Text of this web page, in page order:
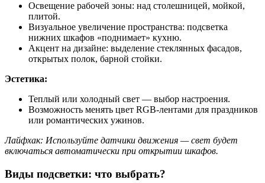
Освещение рабочей зоны: над столешницей, мойкой,
плитой.
Визуальное увеличение пространства: подсветка
нижних шкафов «поднимает» кухню.
Акцент на дизайне: выделение стеклянных фасадов,
открытых полок, барной стойки.
Эстетика:
Теплый или холодный свет — выбор настроения.
Возможность менять цвет RGB-лентами для праздников
или романтических ужинов.
Лайфхак: Используйте датчики движения — свет будет
включаться автоматически при открытии шкафов.
Виды подсветки: что выбрать?